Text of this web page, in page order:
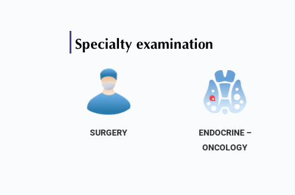
Specialty examination
SURGERY
ENDOCRINE –
ONCOLOGY